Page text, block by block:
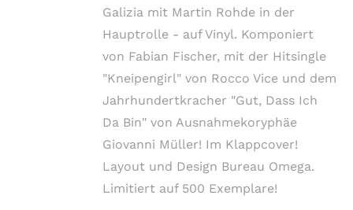
Galizia mit Martin Rohde in der
Hauptrolle - auf Vinyl. Komponiert
von Fabian Fischer, mit der Hitsingle
"Kneipengirl" von Rocco Vice und dem
Jahrhundertkracher "Gut, Dass Ich
Da Bin" von Ausnahmekoryphäe
Giovanni Müller! Im Klappcover!
Layout und Design Bureau Omega.
Limitiert auf 500 Exemplare!